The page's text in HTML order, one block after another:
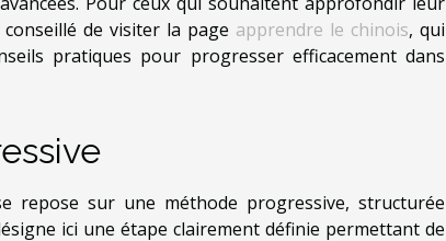
de visiter la page apprendre le chinois, qui
pratiques pour progresser efficacement dans
repose sur une méthode progressive, structurée
ici une étape clairement définie permettant de